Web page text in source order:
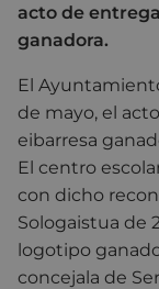
acto de
ganadora.
El
de mayo, el
eibarresa
El centro
con dicho
Sologaistua de
logotipo
concejala de